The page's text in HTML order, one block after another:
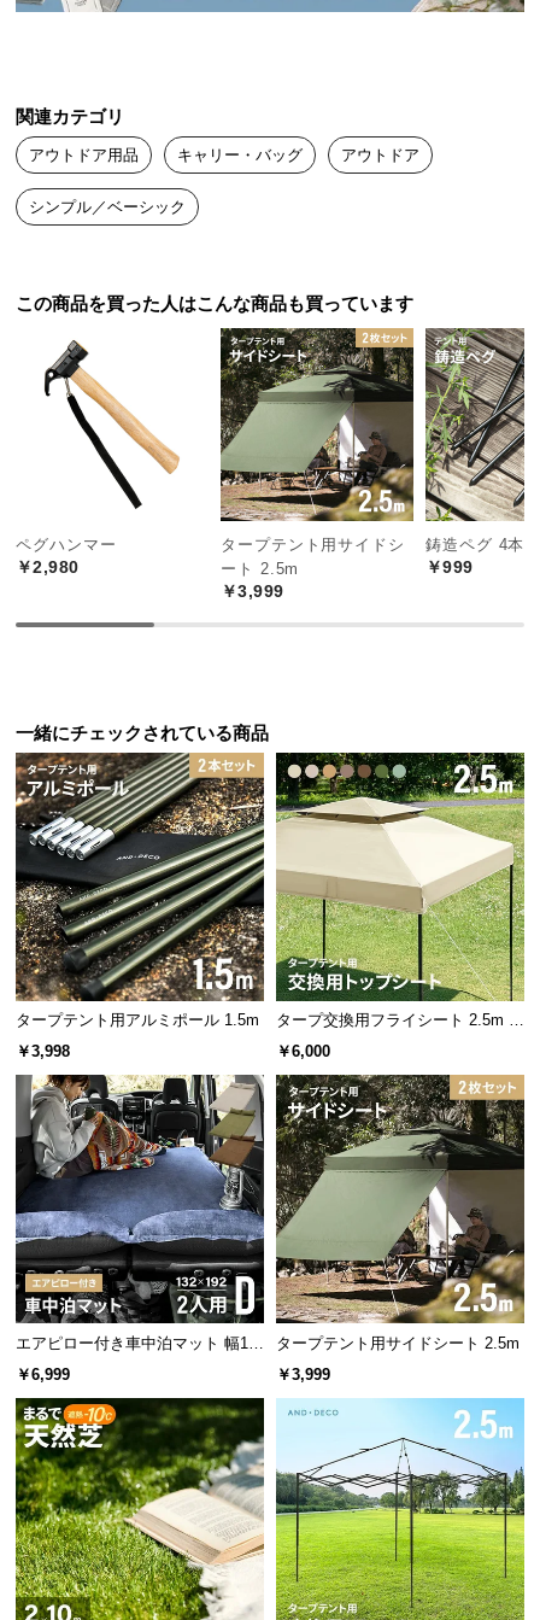
い
て
大
品
配
送
中
型
品
に
つ
い
て
小
型
商
品
の
配
送
に
つ
い
て
開
設
置
ビ
ス
に
つ
い
て
搬
入
荷物を守るボトムクッション入り
バッグの底部にはクッションが入っています。衝撃
バッグ下部にはボトムハンドル付き。重たい荷物を
抱えるように持つときに便利です。
荷物の飛び出しを防ぐ巾着型
バッグの開口部は巾着袋のように絞れる仕様になっ
ています。荷物の飛び出しや落下を防ぎます。
関連カテゴリ
アウトドア用品 キャリー・バッグ アウトドア
シンプル／ベーシック
この商品を買った人はこんな商品も買っています
ペグハンマー
￥2,980
タープテント用サイドシ
ート 2.5m
￥3,999
鋳造ペグ 4本
￥999
一緒にチェックされている商品
タープテント用アルミポール 1.5m
￥3,998
タープ交換用フライシート 2.5m ブ
ラックコーティング
￥6,000
エアピロー付き車中泊マット 幅13
2cm
￥6,999
タープテント用サイドシート 2.5m
￥3,999